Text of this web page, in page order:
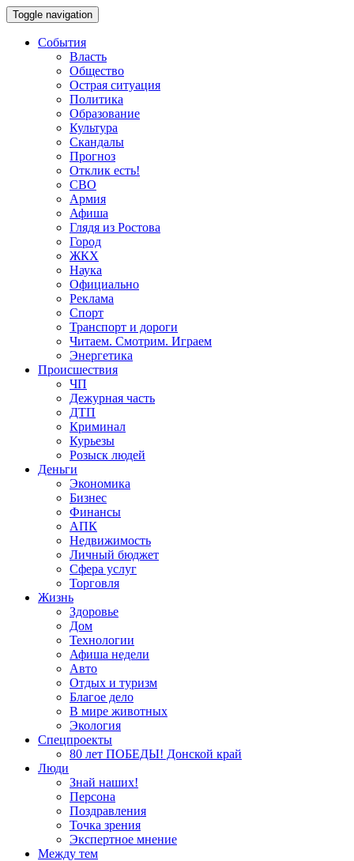
Toggle navigation
События
Власть
Общество
Острая ситуация
Политика
Образование
Культура
Скандалы
Прогноз
Отклик есть!
СВО
Армия
Афиша
Глядя из Ростова
Город
ЖКХ
Наука
Официально
Реклама
Спорт
Транспорт и дороги
Читаем. Смотрим. Играем
Энергетика
Происшествия
ЧП
Дежурная часть
ДТП
Криминал
Курьезы
Розыск людей
Деньги
Экономика
Бизнес
Финансы
АПК
Недвижимость
Личный бюджет
Сфера услуг
Торговля
Жизнь
Здоровье
Дом
Технологии
Афиша недели
Авто
Отдых и туризм
Благое дело
В мире животных
Экология
Спецпроекты
80 лет ПОБЕДЫ! Донской край
Люди
Знай наших!
Персона
Поздравления
Точка зрения
Экспертное мнение
Между тем